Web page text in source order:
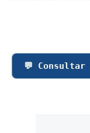
💬 Consultar